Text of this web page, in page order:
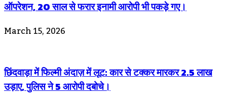
ऑपरेशन, 20 साल से फरार इनामी आरोपी भी पकड़े गए।
March 15, 2026
छिंदवाड़ा में फिल्मी अंदाज़ में लूट: कार से टक्कर मारकर 2.5 लाख
उड़ाए, पुलिस ने 5 आरोपी दबोचे।